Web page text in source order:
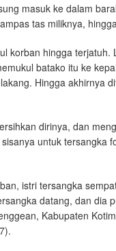
masuk ke dalam
tas miliknya,
korban hingga
batako itu ke
Hingga akhirnya
dirinya, dan
untuk tersangka
istri tersangka
datang, dan dia
Kabupaten